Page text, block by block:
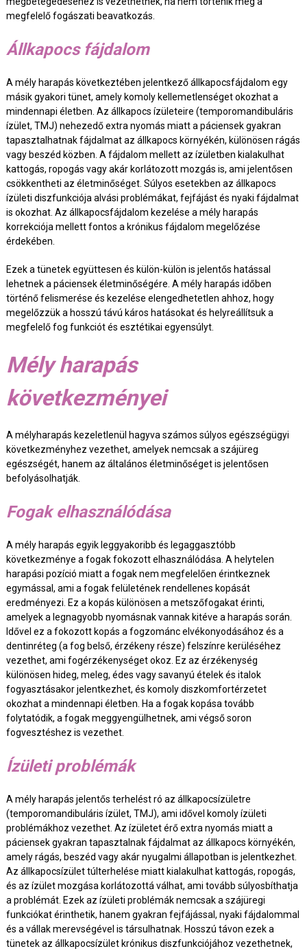
megfelelő fogászati beavatkozás.
Állkapocs fájdalom
A mély harapás következtében jelentkező állkapocsfájdalom egy
másik gyakori tünet, amely komoly kellemetlenséget okozhat a
mindennapi életben. Az állkapocs ízületeire (temporomandibuláris
ízület, TMJ) nehezedő extra nyomás miatt a páciensek gyakran
tapasztalhatnak fájdalmat az állkapocs környékén, különösen rágás
vagy beszéd közben. A fájdalom mellett az ízületben kialakulhat
kattogás, ropogás vagy akár korlátozott mozgás is, ami jelentősen
csökkentheti az életminőséget. Súlyos esetekben az állkapocs
ízületi diszfunkciója alvási problémákat, fejfájást és nyaki fájdalmat
is okozhat. Az állkapocsfájdalom kezelése a mély harapás
korrekciója mellett fontos a krónikus fájdalom megelőzése
érdekében.
Ezek a tünetek együttesen és külön-külön is jelentős hatással
lehetnek a páciensek életminőségére. A mély harapás időben
történő felismerése és kezelése elengedhetetlen ahhoz, hogy
megelőzzük a hosszú távú káros hatásokat és helyreállítsuk a
megfelelő fog funkciót és esztétikai egyensúlyt.
Mély harapás
következményei
A mélyharapás kezeletlenül hagyva számos súlyos egészségügyi
következményhez vezethet, amelyek nemcsak a szájüreg
egészségét, hanem az általános életminőséget is jelentősen
befolyásolhatják.
Fogak elhasználódása
A mély harapás egyik leggyakoribb és legaggasztóbb
következménye a fogak fokozott elhasználódása. A helytelen
harapási pozíció miatt a fogak nem megfelelően érintkeznek
egymással, ami a fogak felületének rendellenes kopását
eredményezi. Ez a kopás különösen a metszőfogakat érinti,
amelyek a legnagyobb nyomásnak vannak kitéve a harapás során.
Idővel ez a fokozott kopás a fogzománc elvékonyodásához és a
dentinréteg (a fog belső, érzékeny része) felszínre kerüléséhez
vezethet, ami fogérzékenységet okoz. Ez az érzékenység
különösen hideg, meleg, édes vagy savanyú ételek és italok
fogyasztásakor jelentkezhet, és komoly diszkomfortérzetet
okozhat a mindennapi életben. Ha a fogak kopása tovább
folytatódik, a fogak meggyengülhetnek, ami végső soron
fogvesztéshez is vezethet.
Ízületi problémák
A mély harapás jelentős terhelést ró az állkapocsízületre
(temporomandibuláris ízület, TMJ), ami idővel komoly ízületi
problémákhoz vezethet. Az ízületet érő extra nyomás miatt a
páciensek gyakran tapasztalnak fájdalmat az állkapocs környékén,
amely rágás, beszéd vagy akár nyugalmi állapotban is jelentkezhet.
Az állkapocsízület túlterhelése miatt kialakulhat kattogás, ropogás,
és az ízület mozgása korlátozottá válhat, ami tovább súlyosbíthatja
a problémát. Ezek az ízületi problémák nemcsak a szájüregi
funkciókat érinthetik, hanem gyakran fejfájással, nyaki fájdalommal
és a vállak merevségével is társulhatnak. Hosszú távon ezek a
tünetek az állkapocsízület krónikus diszfunkciójához vezethetnek,